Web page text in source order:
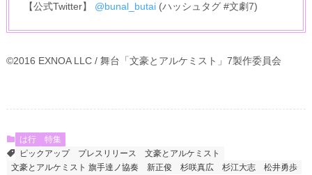
【公式Twitter】 @bunal_butai(ハッシュタグ #文劇7)
©2016 EXNOA LLC / 舞台「文豪とアルケミスト」7製作委員会
は行
特集
ピックアップ
プレスリリース
文豪とアルケミスト
文豪とアルケミスト 旗手達ノ協奏
新正俊 杉咲真広 杉江大志
松井勇歩